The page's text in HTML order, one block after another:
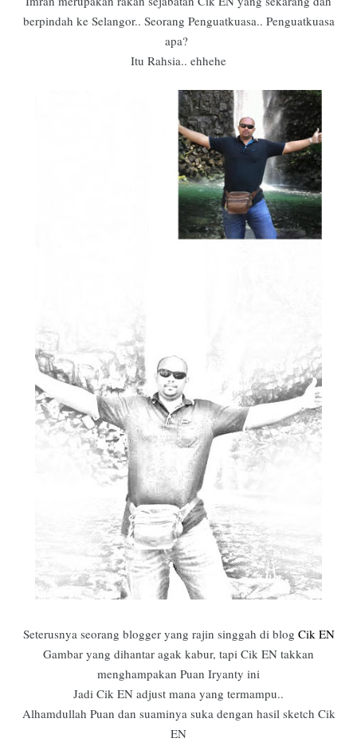
berpindah ke Selangor.. Seorang Penguatkuasa.. Penguatkuasa
apa?
Itu Rahsia.. ehhehe
Seterusnya seorang blogger yang rajin singgah di blog Cik EN
Gambar yang dihantar agak kabur, tapi Cik EN takkan
menghampakan Puan Iryanty ini
Jadi Cik EN adjust mana yang termampu..
Alhamdullah Puan dan suaminya suka dengan hasil sketch Cik
EN